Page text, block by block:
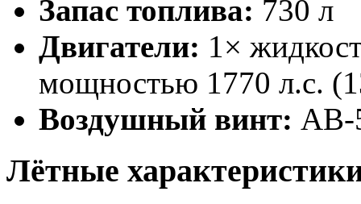
Запас топлива: 730 л
Двигатели: 1×
мощностью 1770 л.с.
Воздушный винт: АВ-
Лётные